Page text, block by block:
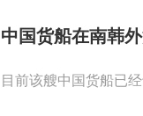
中国货船在南韩
目前该艘中国货船已